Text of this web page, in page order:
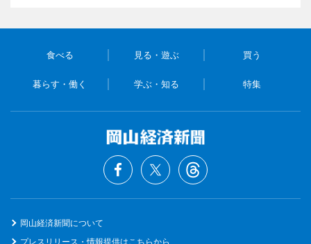
食べる 見る・遊ぶ 買う
暮らす・働く 学ぶ・知る 特集
岡山経済新聞について
プレスリリース・情報提供はこちらから